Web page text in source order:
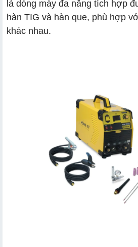
là dòng máy đa năng tích hợp
hàn TIG và hàn que, phù hợp
khác nhau.